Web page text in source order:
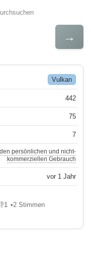
→
Vulkan
442
75
7
persönlichen und nicht-
kommerziellen Gebrauch
vor 1 Jahr
mir
1
Gefällt mir nicht
•2 Stimmen